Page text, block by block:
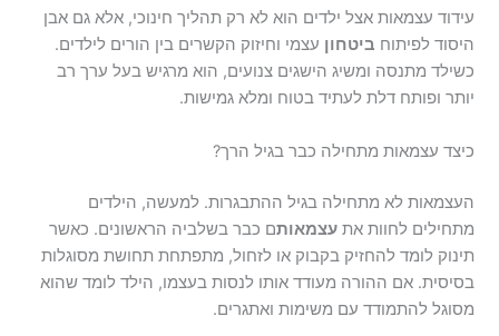
עידוד עצמאות אצל ילדים הוא לא רק תהליך חינוכי, אלא גם אבן
היסוד לפיתוח ביטחון עצמי וחיזוק הקשרים בין הורים לילדים.
כשילד מתנסה ומשיג הישגים צנועים, הוא מרגיש בעל ערך רב
יותר ופותח דלת לעתיד בטוח ומלא גמישות.
כיצד עצמאות מתחילה כבר בגיל הרך?
העצמאות לא מתחילה בגיל ההתבגרות. למעשה, הילדים
מתחילים לחוות אתעצמאותם כבר בשלביה הראשונים. כאשר
תינוק לומד להחזיק בקבוק או לזחול, מתפתחת תחושת מסוגלות
בסיסית. אם ההורה מעודד אותו לנסות בעצמו, הילד לומד שהוא
מסוגל להתמודד עם משימות ואתגרים.